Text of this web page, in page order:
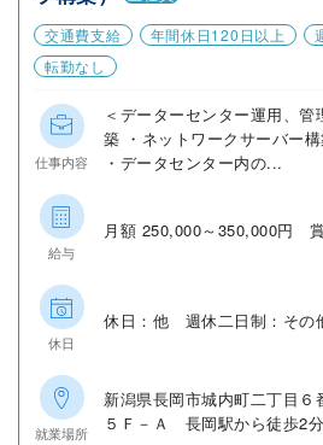
交通費支給
年間休日120日以上
転勤なし
仕事内容
＜データーセンター運用、
築 ・ネットワークサーバー
・データセンター内の...
給与
月額 250,000～350,000円
休日
休日：他 週休二日制：その
就業場所
新潟県長岡市城内町二丁目
５Ｆ－Ａ 長岡駅から徒歩2分